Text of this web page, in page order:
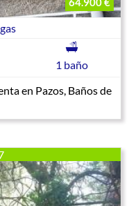
1 baño
en Pazos, Baños de